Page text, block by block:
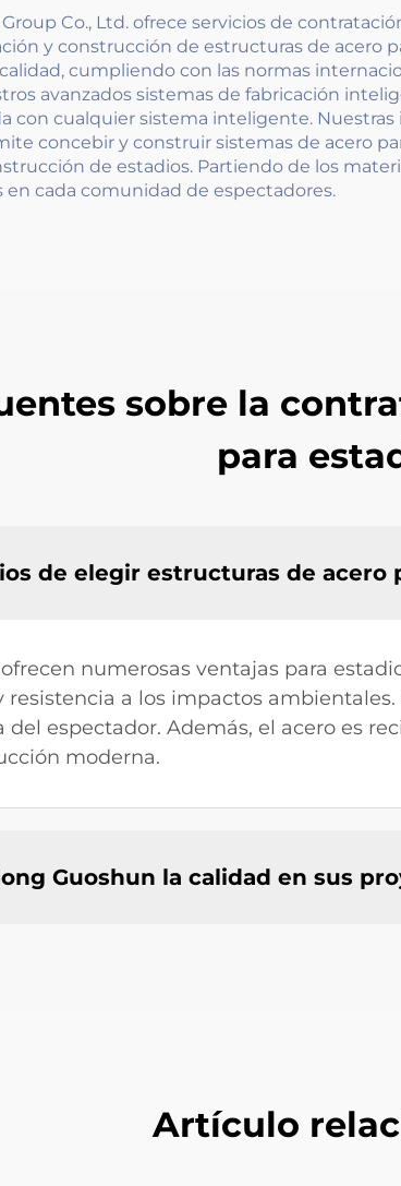
Co., Ltd. ofrece servicios de
y construcción de estructuras de acero
cumpliendo con las normas
avanzados sistemas de fabricación
con cualquier sistema inteligente.
concebir y construir sistemas de acero
de estadios. Partiendo de los
cada comunidad de espectadores.
sobre la
para
de elegir estructuras de acero
numerosas ventajas para
a los impactos
espectador. Además, el acero es
moderna.
Guoshun la calidad en sus
Artículo